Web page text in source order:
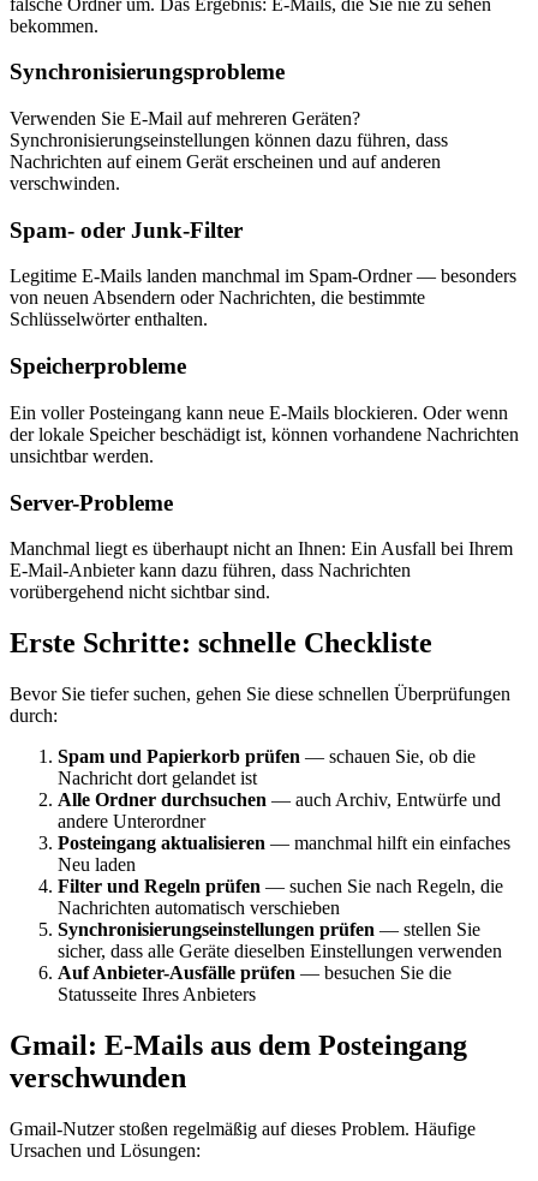
bekommen.
Synchronisierungsprobleme
Verwenden Sie E-Mail auf mehreren Geräten?
Synchronisierungseinstellungen können dazu führen, dass
Nachrichten auf einem Gerät erscheinen und auf anderen
verschwinden.
Spam- oder Junk-Filter
Legitime E-Mails landen manchmal im Spam-Ordner — besonders
von neuen Absendern oder Nachrichten, die bestimmte
Schlüsselwörter enthalten.
Speicherprobleme
Ein voller Posteingang kann neue E-Mails blockieren. Oder wenn
der lokale Speicher beschädigt ist, können vorhandene Nachrichten
unsichtbar werden.
Server-Probleme
Manchmal liegt es überhaupt nicht an Ihnen: Ein Ausfall bei Ihrem
E-Mail-Anbieter kann dazu führen, dass Nachrichten
vorübergehend nicht sichtbar sind.
Erste Schritte: schnelle Checkliste
Bevor Sie tiefer suchen, gehen Sie diese schnellen Überprüfungen
durch:
Spam und Papierkorb prüfen — schauen Sie, ob die
Nachricht dort gelandet ist
Alle Ordner durchsuchen — auch Archiv, Entwürfe und
andere Unterordner
Posteingang aktualisieren — manchmal hilft ein einfaches
Neu laden
Filter und Regeln prüfen — suchen Sie nach Regeln, die
Nachrichten automatisch verschieben
Synchronisierungseinstellungen prüfen — stellen Sie
sicher, dass alle Geräte dieselben Einstellungen verwenden
Auf Anbieter-Ausfälle prüfen — besuchen Sie die
Statusseite Ihres Anbieters
Gmail: E-Mails aus dem Posteingang
verschwunden
Gmail-Nutzer stoßen regelmäßig auf dieses Problem. Häufige
Ursachen und Lösungen: